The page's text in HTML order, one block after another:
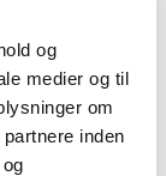
og
medier og til
om
inden